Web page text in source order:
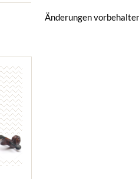
Änderungen